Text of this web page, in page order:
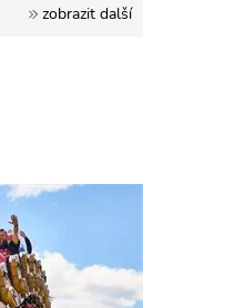
zobrazit další